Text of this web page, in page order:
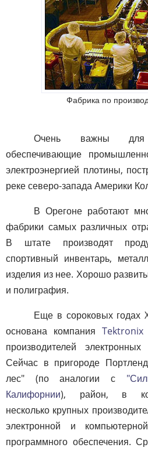
Фабрика по
Очень важны для
обеспечивающие
электроэнергией плотины,
реке северо-запада Америки
В Орегоне работают
фабрики самых различных
В штате производят
спортивный инвентарь,
изделия из нее. Хорошо
и полиграфия.
Еще в сороковых годах
основана компанияTektronix
производителей
Сейчас в пригороде
лес" (по аналогии с
Калифорнии), район, в
несколько крупных
электронной и
программного обеспечения.